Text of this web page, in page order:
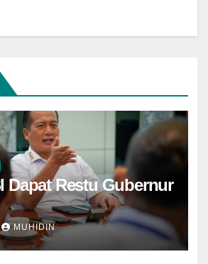
Dapat Restu Gubernur
MUHIDIN